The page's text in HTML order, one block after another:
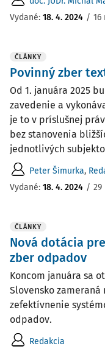
Vydané: 18. 4. 2024 / 16
ČLÁNKY
Povinný zber
Od 1. januára 2025
zavedenie a
je to v príslušnej
bez stanovenia
jednotlivých
Peter Šimurka,
Vydané: 18. 4. 2024 /
ČLÁNKY
Nová dotácia
zber odpadov
Koncom januára sa
Slovensko
zefektívnenie
odpadov.
Redakcia